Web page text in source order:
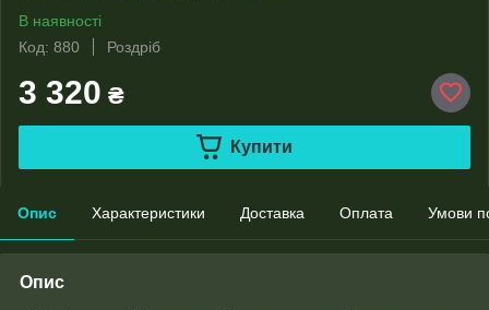
В наявності
Код: 880
Роздріб
3 320 ₴
Купити
Опис Характеристики Доставка Оплата Умови
Опис